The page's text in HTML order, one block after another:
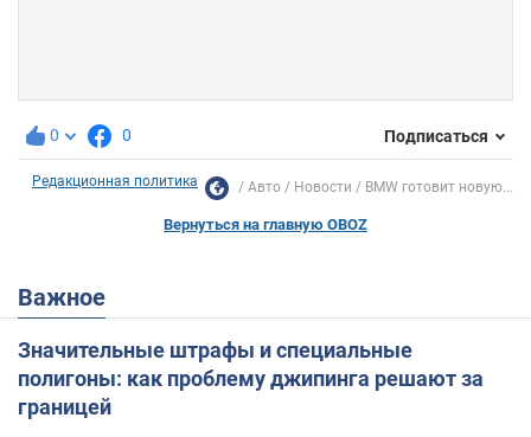
0 0 Подписаться
Редакционная политика Авто Новости BMW готовит новую...
Вернуться на главную OBOZ
Важное
Значительные штрафы и специальные
полигоны: как проблему джипинга решают за
границей